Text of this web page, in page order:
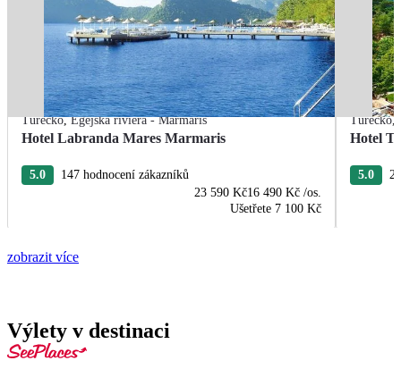
Turecko,Egejská riviéra - Marmaris
Hotel Labranda Mares Marmaris
5.0
147 hodnocení zákazníků
23 590 Kč16 490 Kč /os.
Ušetřete 7 100 Kč
Turecko,
Hotel
5.0
zobrazit více
Výlety v destinaci